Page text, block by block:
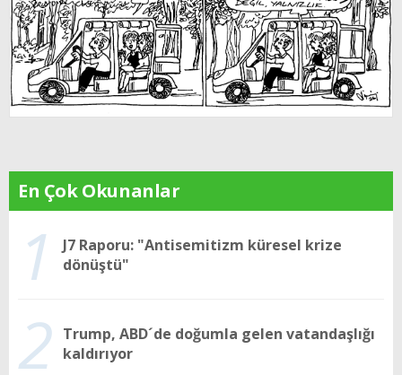
En Çok Okunanlar
1
J7 Raporu: "Antisemitizm küresel krize
dönüştü"
2 Trump, ABD´de doğumla gelen vatandaşlığı
kaldırıyor